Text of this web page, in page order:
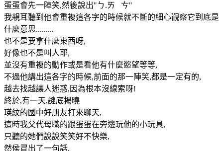
蛋蛋會先一陣笑,然後說出"ㄅ.ㄞ ㄘ"
我親耳聽到他會重複這各字的時候就不斷的細心觀察它到底是
什麼意思.........
也不是要拿什麼東西呀,
好像也不是叫人耶,
並沒有重複的動作或是看他有什麼慾望等等,
不過他講出這各字的時候,前面的那一陣笑,都是一定有的,
越去找越讓人迷惑,因為根本沒線索呀!
終於,有一天,謎底揭曉
瑛紋的國中好朋友打來聊天,
這時我父代母職的跟蛋蛋在旁邊玩他的小玩具,
只聽的她們說說笑笑好不快樂,
然侯冒出了一句話,